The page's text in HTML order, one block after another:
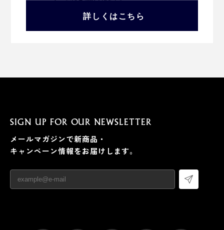
詳しくはこちら
SIGN UP FOR OUR NEWSLETTER
メールマガジンで新商品・
キャンペーン情報をお届けします。